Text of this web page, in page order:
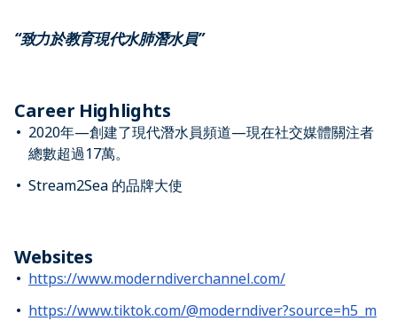
“致力於教育現代水肺潛水員”
Career Highlights
2020年—創建了現代潛水員頻道—現在社交媒體關注者
總數超過17萬。
Stream2Sea 的品牌大使
Websites
https://www.moderndiverchannel.com/
https://www.tiktok.com/@moderndiver?source=h5_m